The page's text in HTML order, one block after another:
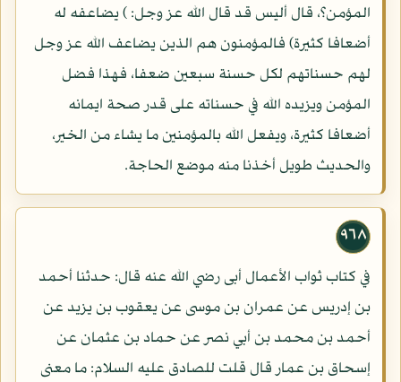
المؤمن؟، قال أليس قد قال الله عز وجل: ) يضاعفه له
أضعافا كثيرة) فالمؤمنون هم الذين يضاعف الله عز وجل
لهم حسناتهم لكل حسنة سبعين ضعفا، فهذا فضل
المؤمن ويزيده الله في حسناته على قدر صحة ايمانه
أضعافا كثيرة، ويفعل الله بالمؤمنين ما يشاء من الخير،
والحديث طويل أخذنا منه موضع الحاجة.
٩٦٨
في كتاب ثواب الأعمال أبى رضي الله عنه قال: حدثنا أحمد
بن إدريس عن عمران بن موسى عن يعقوب بن يزيد عن
أحمد بن محمد بن أبي نصر عن حماد بن عثمان عن
إسحاق بن عمار قال قلت للصادق عليه السلام: ما معنى